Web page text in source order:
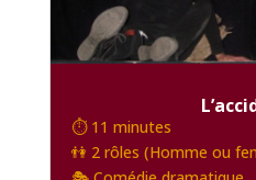
⏱️ 11 minutes
👫 2 rôles (Homme ou